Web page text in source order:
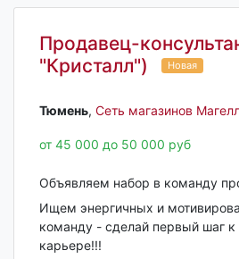
Продавец-
"Кристалл")
Новая
Тюмень‎, Сеть магазинов
от 45 000 до 50 000 руб
Объявляем набор в команду
Ищем энергичных и
команду - сделай первый шаг к
карьере!!!